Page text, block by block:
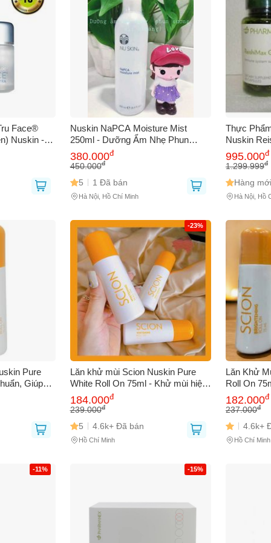
Face®
Nuskin -
Hoá Da,
Làn Da
Nuskin NaPCA Moisture Mist
250ml - Dưỡng Ẩm Nhẹ Phun
Sương Chăm Sóc Da Mặt, Tái Tạo
Độ Ẩm, Phù Hợp Với Mọi Loại Da
380.000đ
450.000đ
5 1 Đã bán
Hà Nội, Hồ Chí Minh
Thực
Nuskin
Tăng
Chống Oxy
995.000đ
1.299.999đ
Hàng
Hà Nội, Hồ
Pure
Giúp
Ngày,
-23%
Lăn khử mùi Scion Nuskin Pure
White Roll On 75ml - Khử mùi hiệu
quả, tự tin suốt cả ngày, phù hợp
cho da nhạy cảm
184.000đ
239.000đ
5 4.6k+ Đã bán
Hồ Chí Minh
Lăn Khử
Roll On
Mùi Hiệu
Tính
182.000đ
237.000đ
4.6k+
Hồ Chí Minh
-11% -15%